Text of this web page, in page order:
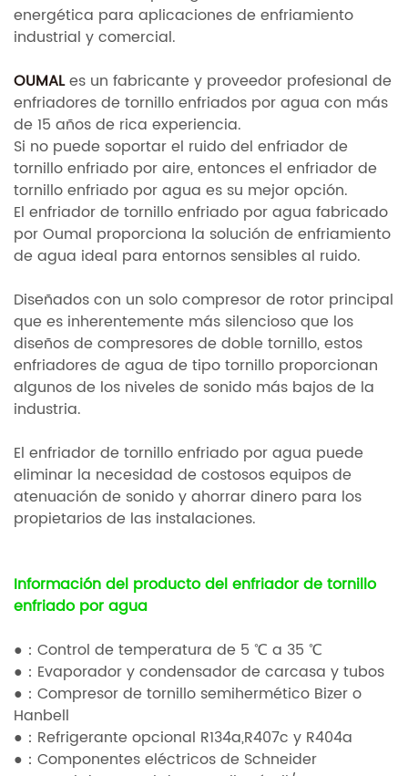
energética para aplicaciones de enfriamiento
industrial y comercial.
OUMALes un fabricante y proveedor profesional de
enfriadores de tornillo enfriados por agua con más
de 15 años de rica experiencia.
Si no puede soportar el ruido del enfriador de
tornillo enfriado por aire, entonces el enfriador de
tornillo enfriado por agua es su mejor opción.
El enfriador de tornillo enfriado por agua fabricado
por Oumal proporciona la solución de enfriamiento
de agua ideal para entornos sensibles al ruido.
Diseñados con un solo compresor de rotor principal
que es inherentemente más silencioso que los
diseños de compresores de doble tornillo, estos
enfriadores de agua de tipo tornillo proporcionan
algunos de los niveles de sonido más bajos de la
industria.
El enfriador de tornillo enfriado por agua puede
eliminar la necesidad de costosos equipos de
atenuación de sonido y ahorrar dinero para los
propietarios de las instalaciones.
Información del producto del enfriador de tornillo
enfriado por agua
●：Control de temperatura de 5 ℃ a 35 ℃
●：Evaporador y condensador de carcasa y tubos
●：Compresor de tornillo semihermético Bizer o
Hanbell
●：Refrigerante opcional R134a,R407c y R404a
●：Componentes eléctricos de Schneider